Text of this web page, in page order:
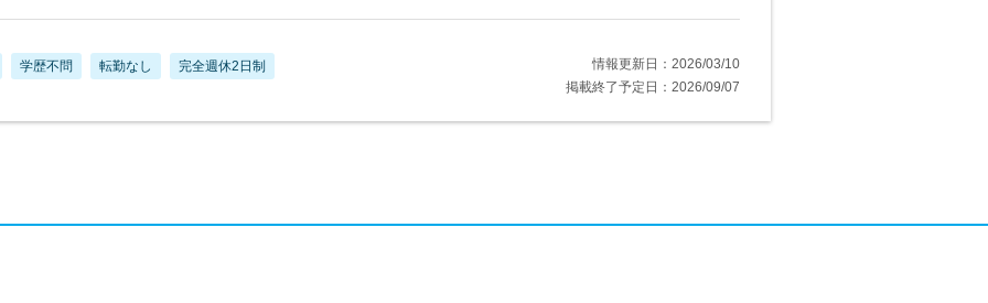
学歴不問 転勤なし 完全週休2日制
情報更新日：2026/03/10
掲載終了予定日：2026/09/07